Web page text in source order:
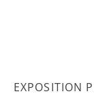
EXPOSITION